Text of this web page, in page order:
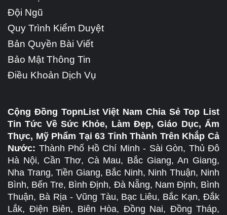
Đội Ngũ
Quy Trình Kiểm Duyệt
Bản Quyền Bài Viết
Bảo Mật Thông Tin
Điều Khoản Dịch Vụ
Cộng Đồng TopnList Việt Nam Chia Sẻ Top List
Tin Tức Về Sức Khỏe, Làm Đẹp, Giáo Dục, Ẩm
Thực, Mỹ Phẩm Tại 63 Tỉnh Thành Trên Khắp Cả
Nước: Thành Phố Hồ Chí Minh - Sài Gòn, Thủ Đô
Hà Nội, Cần Thơ, Cà Mau, Bắc Giang, An Giang,
Nha Trang, Tiền Giang, Bắc Ninh, Ninh Thuận, Ninh
Bình, Bến Tre, Bình Định, Đà Nẵng, Nam Định, Bình
Thuận, Bà Rịa - Vũng Tàu, Bạc Liêu, Bắc Kạn, Đắk
Lắk, Điện Biên, Biên Hòa, Đồng Nai, Đồng Tháp,